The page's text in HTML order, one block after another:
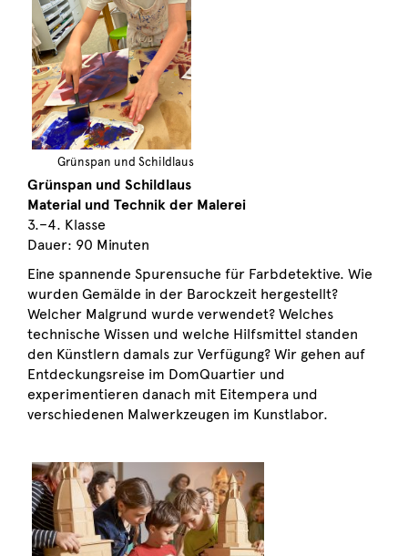
Grünspan und Schildlaus
Grünspan und Schildlaus
Material und Technik der Malerei
3.–4. Klasse
Dauer: 90 Minuten
Eine spannende Spurensuche für Farbdetektive. Wie
wurden Gemälde in der Barockzeit hergestellt?
Welcher Malgrund wurde verwendet? Welches
technische Wissen und welche Hilfsmittel standen
den Künstlern damals zur Verfügung? Wir gehen auf
Entdeckungsreise im DomQuartier und
experimentieren danach mit Eitempera und
verschiedenen Malwerkzeugen im Kunstlabor.